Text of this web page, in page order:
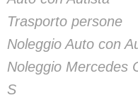
Trasporto persone
Noleggio Auto con
Noleggio Mercedes
S